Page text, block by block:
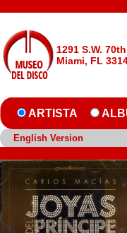
1291 S.W.
Miami, FL
ARTISTA
English Version